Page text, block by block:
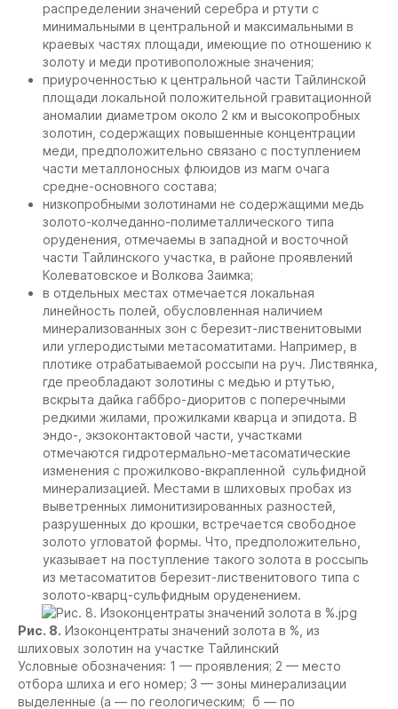
распределении значений серебра и ртути с
минимальными в центральной и максимальными в
краевых частях площади, имеющие по отношению к
золоту и меди противоположные значения;
приуроченностью к центральной части Тайлинской
площади локальной положительной гравитационной
аномалии диаметром около 2 км и высокопробных
золотин, содержащих повышенные концентрации
меди, предположительно связано с поступлением
части металлоносных флюидов из магм очага
средне-основного состава;
низкопробными золотинами не содержащими медь
золото-колчеданно-полиметаллического типа
оруденения, отмечаемы в западной и восточной
части Тайлинского участка, в районе проявлений
Колеватовское и Волкова Заимка;
в отдельных местах отмечается локальная
линейность полей, обусловленная наличием
минерализованных зон с березит-лиственитовыми
или углеродистыми метасоматитами. Например, в
плотике отрабатываемой россыпи на руч. Листвянка,
где преобладают золотины с медью и ртутью,
вскрыта дайка габбро-диоритов с поперечными
редкими жилами, прожилками кварца и эпидота. В
эндо-, экзоконтактовой части, участками
отмечаются гидротермально-метасоматические
изменения с прожилково-вкрапленной сульфидной
минерализацией. Местами в шлиховых пробах из
выветренных лимонитизированных разностей,
разрушенных до крошки, встречается свободное
золото угловатой формы. Что, предположительно,
указывает на поступление такого золота в россыпь
из метасоматитов березит-лиственитового типа с
золото-кварц-сульфидным оруденением.
Рис. 8. Изоконцентраты значений золота в %, из
шлиховых золотин на участке Тайлинский
Условные обозначения: 1 — проявления; 2 — место
отбора шлиха и его номер; 3 — зоны минерализации
выделенные (а — по геологическим; б — по